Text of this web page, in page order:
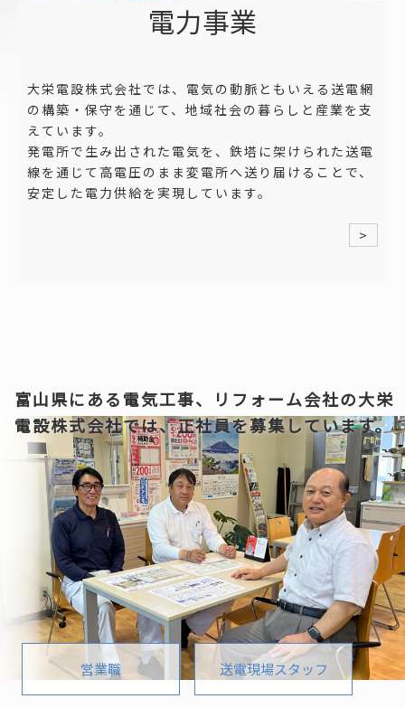
電力事業
大栄電設株式会社では、電気の動脈ともいえる送電網
の構築・保守を通じて、地域社会の暮らしと産業を支
えています。
発電所で生み出された電気を、鉄塔に架けられた送電
線を通じて高電圧のまま変電所へ送り届けることで、
安定した電力供給を実現しています。
>
富山県にある電気工事、リフォーム会社の大栄
電設株式会社では、正社員を募集しています。
営業職 送電現場スタッフ